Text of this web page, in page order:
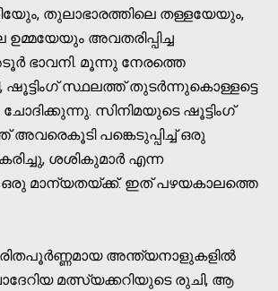
തുലാഭാരത്തിലെ തള്ളയേയും,
ഉമ്മയേയും അവതരിപ്പിച്ച
ഭാവനി. മൂന്നു നേരത്തെ
ഷൂട്ടിംഗ് സ്ഥലത്ത് തുടര്‍ന്നുകൊള്ളട്ടെ
സിനിമയുടെ ഷൂട്ടിംഗ്
അവരെകൂടി പങ്കെടുപ്പിച്ച് ഒരു
ശശികുമാര്‍ എന്ന
മാന്യതയ്ക്ക്. ഇത് പഴയകാലത്തെ
ദുരിതപൂര്‍ണ്ണമായ അന്ത്യനാളുകളില്‍
മത്സ്യക്കറിയുടെ രുചി, ആ